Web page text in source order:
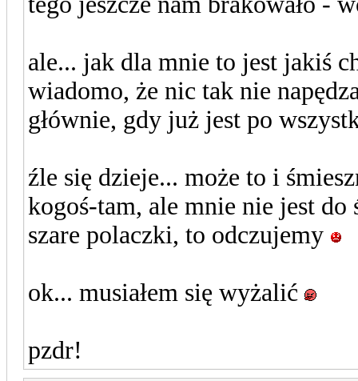
ale... jak dla mnie to jest jakiś
wiadomo, że nic tak nie
głównie, gdy już jest po
źle się dzieje... może to i
kogoś-tam, ale mnie nie jest
szare polaczki, to odczujemy
ok... musiałem się wyżalić
pzdr!